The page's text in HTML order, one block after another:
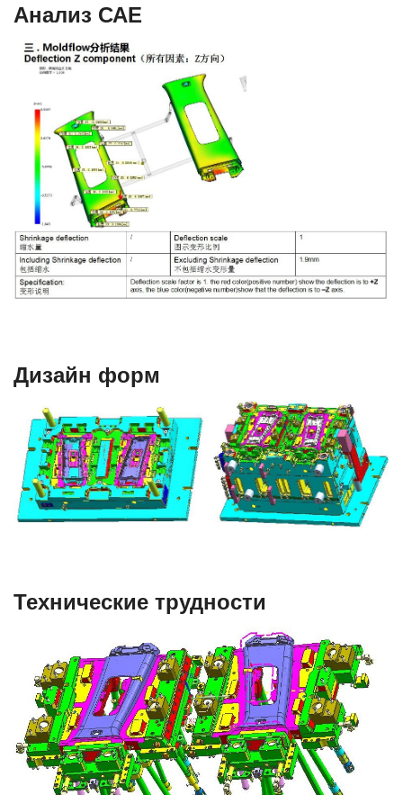
Анализ САЕ
Дизайн форм
Технические трудности